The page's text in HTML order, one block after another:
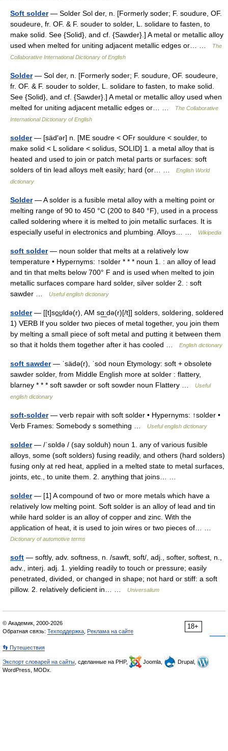
Soft solder— Solder Sol der, n. [Formerly soder; F. soudure, OF.
soudeure, fr. OF. & F. souder to solder, L. solidare to fasten, to
make solid. See {Solid}, and cf. {Sawder}.] A metal or metallic alloy
used when melted for uniting adjacent metallic edges or… …
The
Collaborative International Dictionary of English
Solder— Sol der, n. [Formerly soder; F. soudure, OF. soudeure,
fr. OF. & F. souder to solder, L. solidare to fasten, to make solid.
See {Solid}, and cf. {Sawder}.] A metal or metallic alloy used when
melted for uniting adjacent metallic edges or… …
The Collaborative
International Dictionary of English
solder— [säd′ər] n. [ME soudre < OFr souldure < soulder, to
make solid < L solidare < solidus, SOLID] 1. a metal alloy that is
heated and used to join or patch metal parts or surfaces: soft
solders of tin lead alloys melt easily; hard (or… …
English World
dictionary
Solder— A solder is a fusible metal alloy with a melting point or
melting range of 90 to 450 °C (200 to 840 °F), used in a process
called soldering where it is melted to join metallic surfaces. It is
especially useful in electronics and plumbing. Alloys… …
Wikipedia
soft solder— noun solder that melts at a relatively low
temperature • Hypernyms: ↑solder * * * noun 1. : an alloy of lead
and tin that melts below 700° F and is used when melted to join
metallic surfaces compare hard solder, silver solder 2. : soft
sawder …
Useful english dictionary
solder— [[t]so͟ʊldə(r), AM sɑ͟ːdə(r)[/t]] solders, soldering, soldered
1) VERB If you solder two pieces of metal together, you join them
by melting a small piece of soft metal and putting it between them
so that it holds them together after it has cooled …
English dictionary
soft sawder— ˈsädə(r), ˈsȯd noun Etymology: soft + obsolete
sawder solder, from Middle English more at solder : flattery,
blarney * * * soft sawder or soft sowder noun Flattery …
Useful
english dictionary
soft-solder— verb repair with soft solder • Hypernyms: ↑solder •
Verb Frames: Somebody s something …
Useful english dictionary
solder— /ˈsɒldə / (say solduh) noun 1. any of various fusible
alloys, some (soft solders) fusing readily, and others (hard solders)
fusing only at red heat, applied in a melted state to metal surfaces,
joints, etc., to unite them. 2. anything that joins… …
solder— [1] A compound of two or more metals which have a
relatively low melting point. Soft solder is an alloy of lead and tin
while hard solder is an alloy of copper and zinc. With the
application of heat, it is used to join wires or two pieces of… …
Dictionary of automotive terms
soft — softly, adv. softness, n. /sawft, soft/, adj., softer, softest, n.,
adv., interj. adj. 1. yielding readily to touch or pressure; easily
penetrated, divided, or changed in shape; not hard or stiff: a soft
pillow. 2. relatively deficient in… …
Universalium
18+
© Академик, 2000-2026
Обратная связь: Техподдержка Реклама на сайте
👣 Путешествия
Экспорт словарей на сайты , сделанные на PHP, Joomla,
Drupal,
WordPress, MODx.